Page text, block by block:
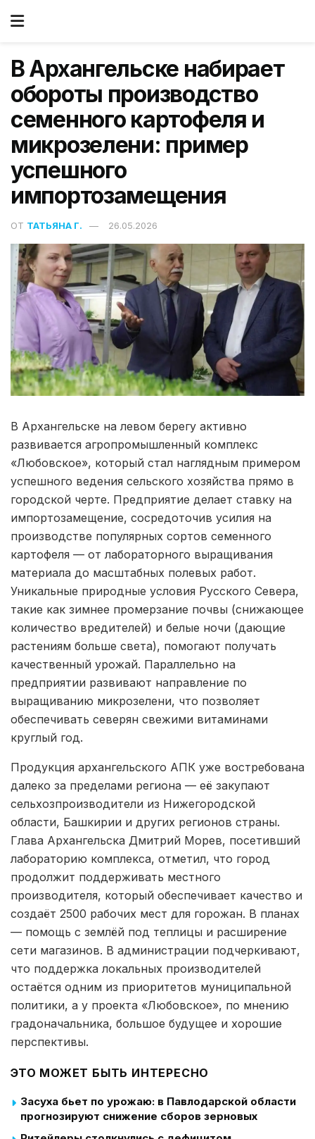
В Архангельске набирает
обороты производство
семенного картофеля и
микрозелени: пример
успешного
импортозамещения
ОТ ТАТЬЯНА Г. 26.05.2026
В Архангельске на левом берегу активно
развивается агропромышленный комплекс
«Любовское», который стал наглядным примером
успешного ведения сельского хозяйства прямо в
городской черте. Предприятие делает ставку на
импортозамещение, сосредоточив усилия на
производстве популярных сортов семенного
картофеля — от лабораторного выращивания
материала до масштабных полевых работ.
Уникальные природные условия Русского Севера,
такие как зимнее промерзание почвы (снижающее
количество вредителей) и белые ночи (дающие
растениям больше света), помогают получать
качественный урожай. Параллельно на
предприятии развивают направление по
выращиванию микрозелени, что позволяет
обеспечивать северян свежими витаминами
круглый год.
Продукция архангельского АПК уже востребована
далеко за пределами региона — её закупают
сельхозпроизводители из Нижегородской
области, Башкирии и других регионов страны.
Глава Архангельска Дмитрий Морев, посетивший
лабораторию комплекса, отметил, что город
продолжит поддерживать местного
производителя, который обеспечивает качество и
создаёт 2500 рабочих мест для горожан. В планах
— помощь с землёй под теплицы и расширение
сети магазинов. В администрации подчеркивают,
что поддержка локальных производителей
остаётся одним из приоритетов муниципальной
политики, а у проекта «Любовское», по мнению
градоначальника, большое будущее и хорошие
перспективы.
ЭТО МОЖЕТ БЫТЬ ИНТЕРЕСНО
Засуха бьет по урожаю: в Павлодарской области
прогнозируют снижение сборов зерновых